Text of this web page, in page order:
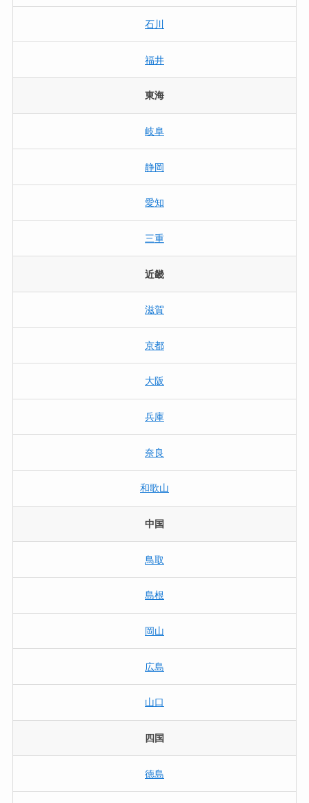
石川
福井
東海
岐阜
静岡
愛知
三重
近畿
滋賀
京都
大阪
兵庫
奈良
和歌山
中国
鳥取
島根
岡山
広島
山口
四国
徳島